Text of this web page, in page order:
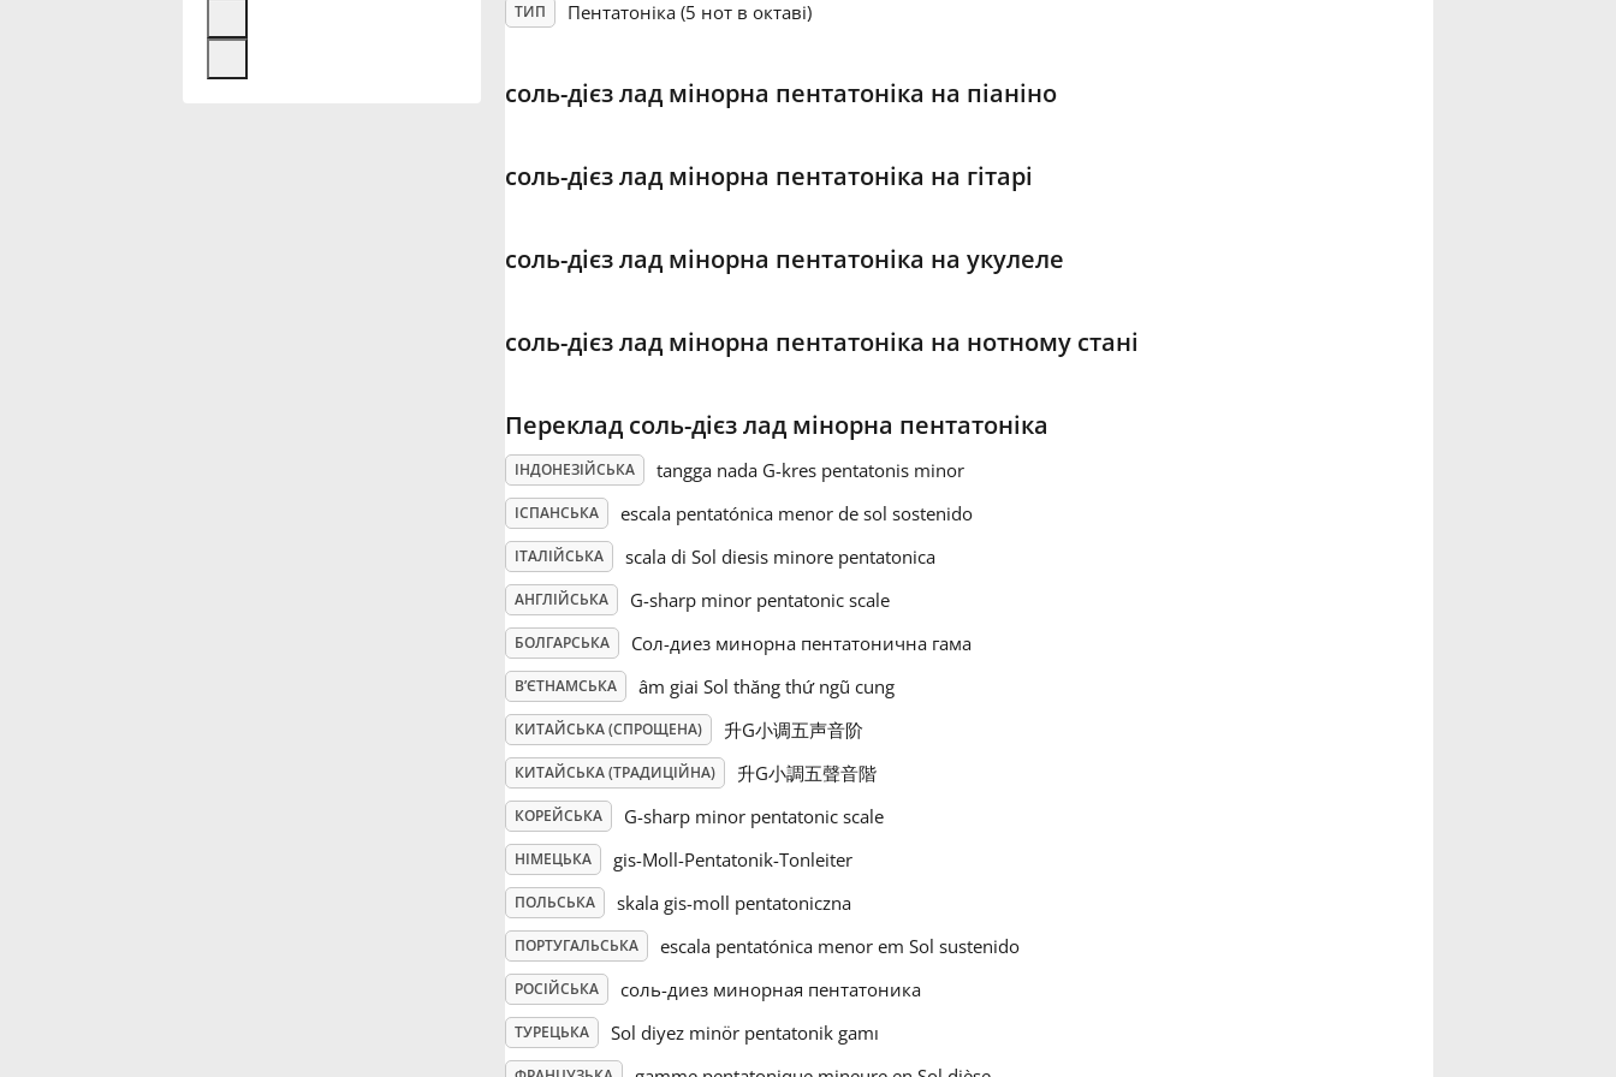
Français
ТИП Пентатоніка (5 нот в октаві)
соль-дієз лад мінорна пентатоніка на піаніно
соль-дієз лад мінорна пентатоніка на гітарі
соль-дієз лад мінорна пентатоніка на укулеле
соль-дієз лад мінорна пентатоніка на нотному стані
Переклад соль-дієз лад мінорна пентатоніка
ІНДОНЕЗІЙСЬКА tangga nada G-kres pentatonis minor
ІСПАНСЬКА escala pentatónica menor de sol sostenido
ІТАЛІЙСЬКА scala di Sol diesis minore pentatonica
АНГЛІЙСЬКА G-sharp minor pentatonic scale
БОЛГАРСЬКА Сол-диез минорна пентатонична гама
В’ЄТНАМСЬКА âm giai Sol thăng thứ ngũ cung
КИТАЙСЬКА (СПРОЩЕНА) 升G小调五声音阶
КИТАЙСЬКА (ТРАДИЦІЙНА) 升G小調五聲音階
КОРЕЙСЬКА G-sharp minor pentatonic scale
НІМЕЦЬКА gis-Moll-Pentatonik-Tonleiter
ПОЛЬСЬКА skala gis-moll pentatoniczna
ПОРТУГАЛЬСЬКА escala pentatónica menor em Sol sustenido
РОСІЙСЬКА соль-диез минорная пентатоника
ТУРЕЦЬКА Sol diyez minör pentatonik gamı